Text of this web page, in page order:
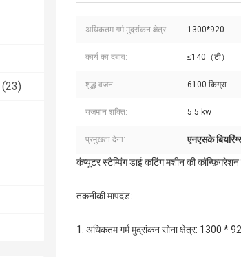
(23)
अधिकतम गर्म मुद्रांकन क्षेत्र: 1300*920
कार्य का दबाव: ≤140（टी）
शुद्ध वजन: 6100 किग्रा
यजमान शक्ति: 5.5 kw
प्रमुखता देना: एनएसके
कंप्यूटर स्टैम्पिंग डाई कटिंग मशीन की
तकनीकी मापदंड:
1. अधिकतम गर्म मुद्रांकन सोना क्षेत्र: 1300 *